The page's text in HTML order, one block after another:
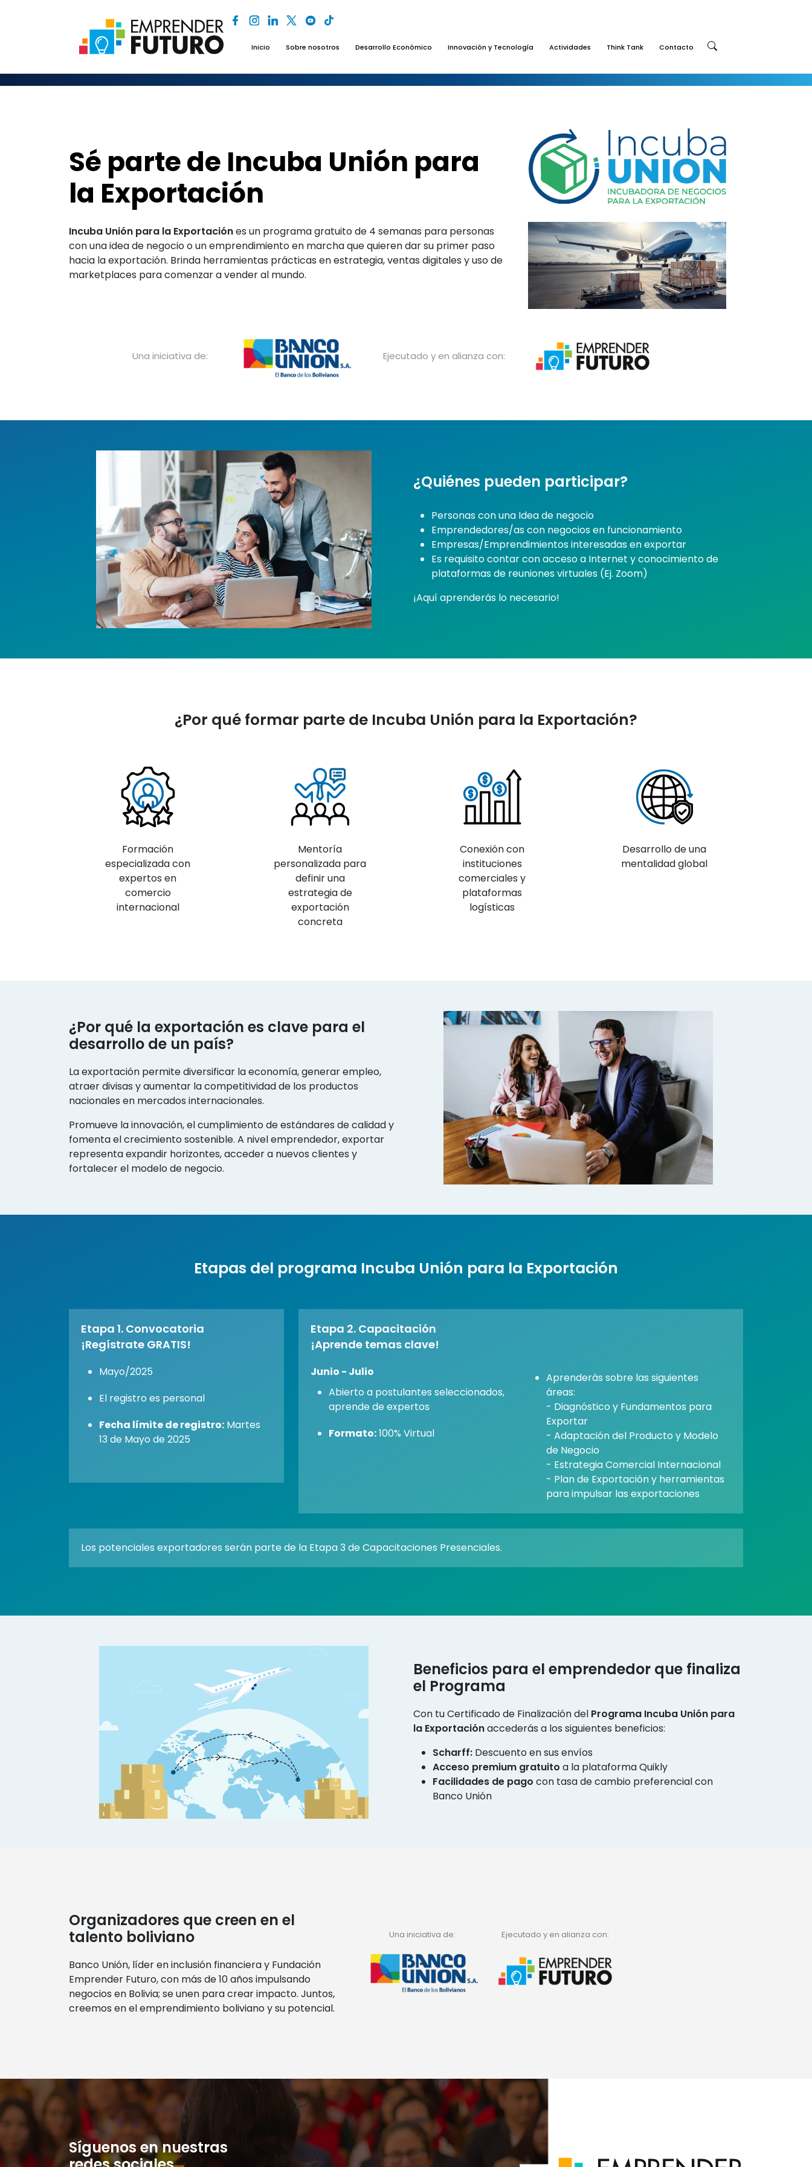
Inicio Sobre nosotros Desarrollo Económico Innovación y Tecnología Actividades Think Tank Contacto
Sé parte de Incuba Unión para
la Exportación
Incuba Unión para la Exportaciónes un programa gratuito de 4 semanas para personas
con una idea de negocio o un emprendimiento en marcha que quieren dar su primer paso
hacia la exportación. Brinda herramientas prácticas en estrategia, ventas digitales y uso de
marketplaces para comenzar a vender al mundo.
Una iniciativa de: Ejecutado y en alianza con:
¿Quiénes pueden participar?
Personas con una Idea de negocio
Emprendedores/as con negocios en funcionamiento
Empresas/Emprendimientos interesadas en exportar
Es requisito contar con acceso a Internet y conocimiento de
plataformas de reuniones virtuales (Ej. Zoom)
¡Aquí aprenderás lo necesario!
¿Por qué formar parte de Incuba Unión para la Exportación?
Formación
especializada con
expertos en
comercio
internacional
Mentoría
personalizada para
definir una
estrategia de
exportación
concreta
Conexión con
instituciones
comerciales y
plataformas
logísticas
Desarrollo de una
mentalidad global
¿Por qué la exportación es clave para el
desarrollo de un país?
La exportación permite diversificar la economía, generar empleo,
atraer divisas y aumentar la competitividad de los productos
nacionales en mercados internacionales.
Promueve la innovación, el cumplimiento de estándares de calidad y
fomenta el crecimiento sostenible. A nivel emprendedor, exportar
representa expandir horizontes, acceder a nuevos clientes y
fortalecer el modelo de negocio.
Etapas del programa Incuba Unión para la Exportación
Etapa 1. Convocatoria
¡Regístrate GRATIS!
Mayo/2025
El registro es personal
Fecha límite de registro: Martes
13 de Mayo de 2025
Etapa 2. Capacitación
¡Aprende temas clave!
Junio - Julio
Abierto a postulantes seleccionados,
aprende de expertos
Formato:100% Virtual
Aprenderás sobre las siguientes
áreas:
- Diagnóstico y Fundamentos para
Exportar
- Adaptación del Producto y Modelo
de Negocio
- Estrategia Comercial Internacional
- Plan de Exportación y herramientas
para impulsar las exportaciones
Los potenciales exportadores serán parte de la Etapa 3 de Capacitaciones Presenciales.
Beneficios para el emprendedor que finaliza
el Programa
Con tu Certificado de Finalización del Programa Incuba Unión para
la Exportaciónaccederás a los siguientes beneficios:
Scharff: Descuento en sus envíos
Acceso premium gratuito a la plataforma Quikly
Facilidades de pago con tasa de cambio preferencial con
Banco Unión
Organizadores que creen en el
talento boliviano
Banco Unión, líder en inclusión financiera y Fundación
Emprender Futuro, con más de 10 años impulsando
negocios en Bolivia; se unen para crear impacto. Juntos,
creemos en el emprendimiento boliviano y su potencial.
Una iniciativa de: Ejecutado y en alianza con:
Síguenos en nuestras